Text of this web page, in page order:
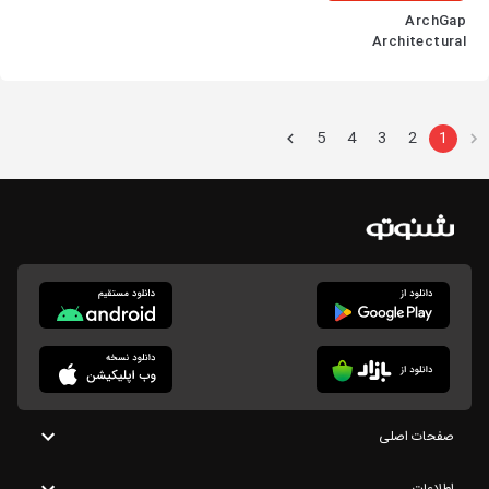
ArchGap
Architectural
1
2
3
4
5
صفحات اصلی